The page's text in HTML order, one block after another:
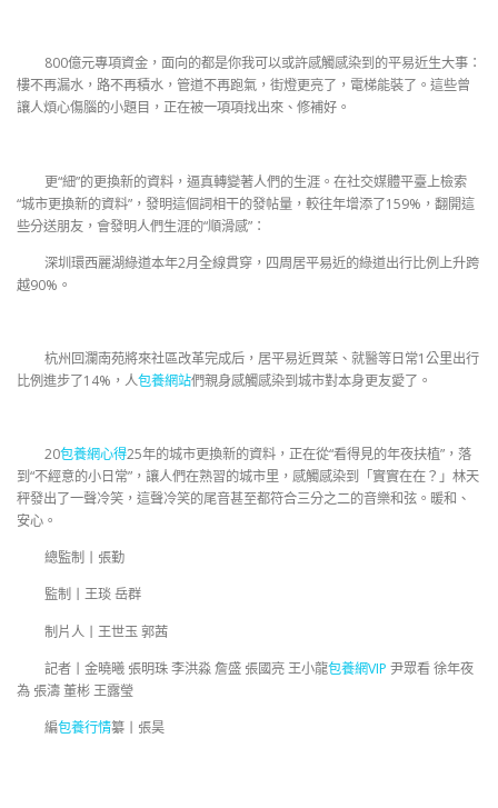
800億元專項資金，面向的都是你我可以或許感觸感染到的平易近生大事：
樓不再漏水，路不再積水，管道不再跑氣，街燈更亮了，電梯能裝了。這些曾
讓人煩心傷腦的小題目，正在被一項項找出來、修補好。
更“細”的更換新的資料，逼真轉變著人們的生涯。在社交媒體平臺上檢索
“城市更換新的資料”，發明這個詞相干的發帖量，較往年增添了159%，翻開這
些分送朋友，會發明人們生涯的“順滑感”：
深圳環西麗湖綠道本年2月全線貫穿，四周居平易近的綠道出行比例上升跨
越90%。
杭州回瀾南苑將來社區改革完成后，居平易近買菜、就醫等日常1公里出行
比例進步了14%，人包養網站們親身感觸感染到城市對本身更友愛了。
20包養網心得25年的城市更換新的資料，正在從“看得見的年夜扶植”，落
到“不經意的小日常”，讓人們在熟習的城市里，感觸感染到「實實在在？」林天
秤發出了一聲冷笑，這聲冷笑的尾音甚至都符合三分之二的音樂和弦。暖和、
安心。
總監制丨張勤
監制丨王琰 岳群
制片人丨王世玉 郭茜
記者丨金曉曦 張明珠 李洪淼 詹盛 張國亮 王小龍包養網VIP 尹眾看 徐年夜
為 張濤 董彬 王露瑩
編包養行情纂丨張昊